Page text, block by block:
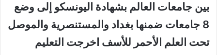
بين جامعات العالم بشهادة اليونسكو إلى وضع
8 جامعات ضمنها بغداد والمستنصرية والموصل
تحت العلم الأحمر للأسف اخرجت التعليم